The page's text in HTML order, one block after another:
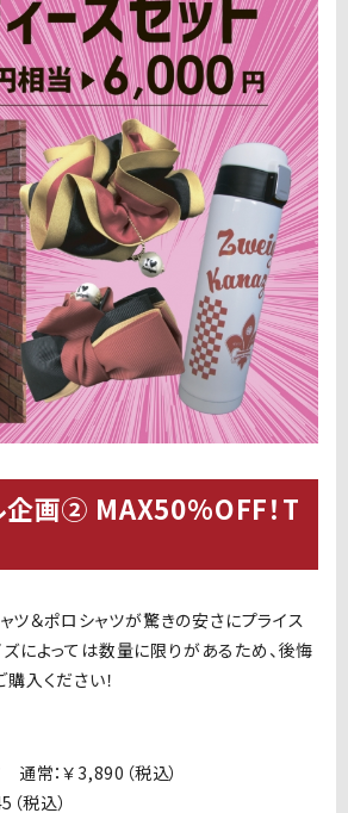
企画② MAX50%OFF！T
ツ＆ポロシャツが驚きの安さにプライス
によっては数量に限りがあるため、後悔
入ください！
常：￥3,890（税込）
税込）